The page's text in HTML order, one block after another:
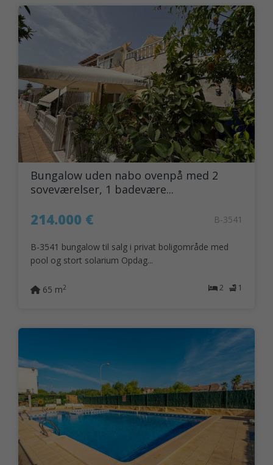
Bungalow uden nabo ovenpå med 2
soveværelser, 1 badevære...
214.000 € B-3541
B-3541 bungalow til salg i privat boligområde med
pool og stort solarium Opdag...
2 1
65 m2